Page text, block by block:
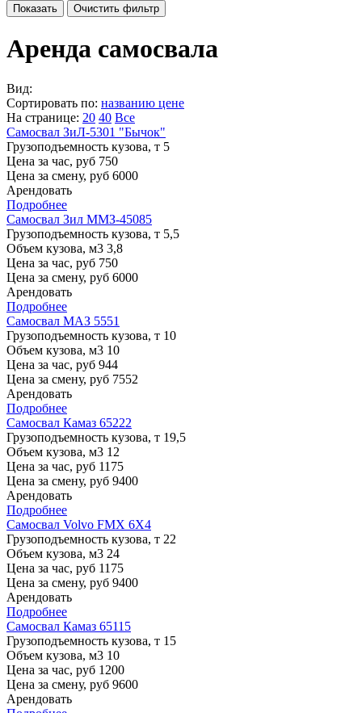
Аренда самосвала
Вид:
Сортировать по: названию цене
На странице: 20 40 Все
Самосвал ЗиЛ-5301 "Бычок"
Грузоподъемность кузова, т 5
Цена за час, руб 750
Цена за смену, руб 6000
Арендовать
Подробнее
Самосвал Зил ММЗ-45085
Грузоподъемность кузова, т 5,5
Объем кузова, м3 3,8
Цена за час, руб 750
Цена за смену, руб 6000
Арендовать
Подробнее
Самосвал МАЗ 5551
Грузоподъемность кузова, т 10
Объем кузова, м3 10
Цена за час, руб 944
Цена за смену, руб 7552
Арендовать
Подробнее
Самосвал Камаз 65222
Грузоподъемность кузова, т 19,5
Объем кузова, м3 12
Цена за час, руб 1175
Цена за смену, руб 9400
Арендовать
Подробнее
Самосвал Volvo FMX 6X4
Грузоподъемность кузова, т 22
Объем кузова, м3 24
Цена за час, руб 1175
Цена за смену, руб 9400
Арендовать
Подробнее
Самосвал Камаз 65115
Грузоподъемность кузова, т 15
Объем кузова, м3 10
Цена за час, руб 1200
Цена за смену, руб 9600
Арендовать